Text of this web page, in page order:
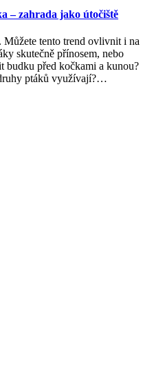
– zahrada jako útočiště
Můžete tento trend ovlivnit i na
skutečně přínosem, nebo
budku před kočkami a kunou?
ptáků využívají?…